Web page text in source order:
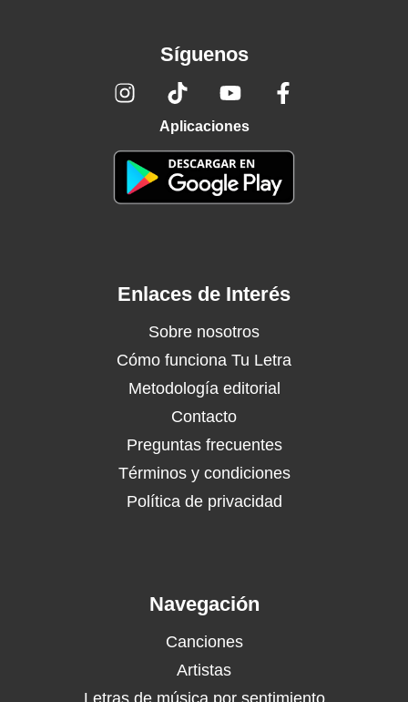
Síguenos
Aplicaciones
Enlaces de Interés
Sobre nosotros
Cómo funciona Tu Letra
Metodología editorial
Contacto
Preguntas frecuentes
Términos y condiciones
Política de privacidad
Navegación
Canciones
Artistas